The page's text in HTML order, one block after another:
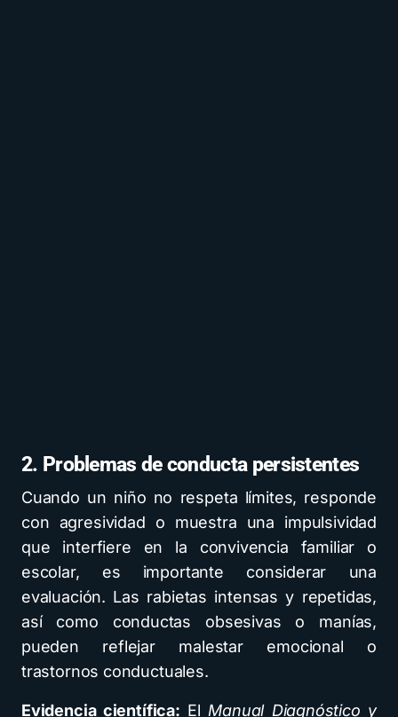
2. Problemas de conducta persistentes
Cuando un niño no respeta límites, responde
con agresividad o muestra una impulsividad
que interfiere en la convivencia familiar o
escolar, es importante considerar una
evaluación. Las rabietas intensas y repetidas,
así como conductas obsesivas o manías,
pueden reflejar malestar emocional o
trastornos conductuales.
Evidencia científica: El Manual Diagnóstico y